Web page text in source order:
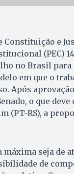
e
(PEC)
no Brasil para
em que o
Após
o que
(PT-RS), a
seja de
de